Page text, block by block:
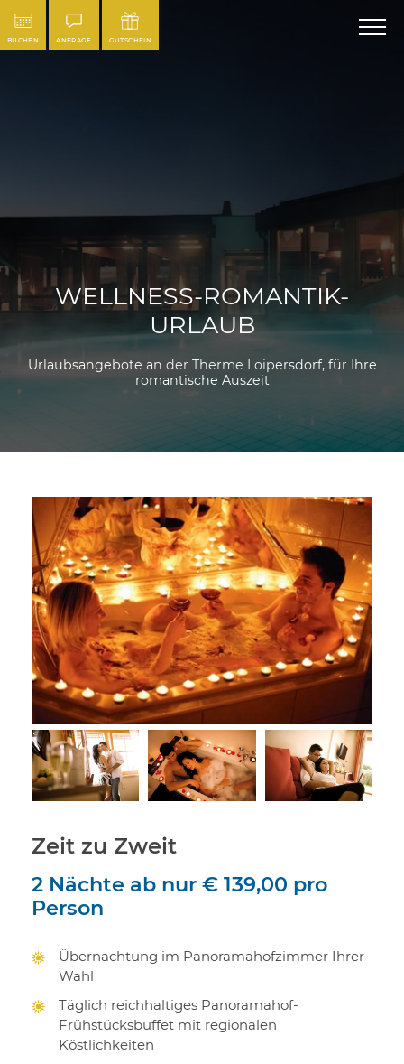
BUCHEN ANFRAGE GUTSCHEIN
WELLNESS-ROMANTIK-
URLAUB
Urlaubsangebote an der Therme Loipersdorf, für Ihre
romantische Auszeit
Zeit zu Zweit
2 Nächte ab nur € 139,00 pro
Person
Übernachtung im Panoramahofzimmer Ihrer
Wahl
Täglich reichhaltiges Panoramahof-
Frühstücksbuffet mit regionalen
Köstlichkeiten